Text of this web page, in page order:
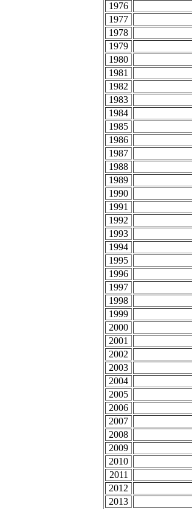
1976
1977
1978
1979
1980
1981
1982
1983
1984
1985
1986
1987
1988
1989
1990
1991
1992
1993
1994
1995
1996
1997
1998
1999
2000
2001
2002
2003
2004
2005
2006
2007
2008
2009
2010
2011
2012
2013